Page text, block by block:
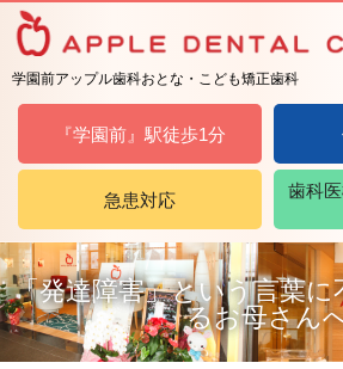
学園前アップル歯科おとな・こども矯正歯科
『学園前』駅徒歩1分
急患対応
歯科
「発達障害」という言葉
るお母さん